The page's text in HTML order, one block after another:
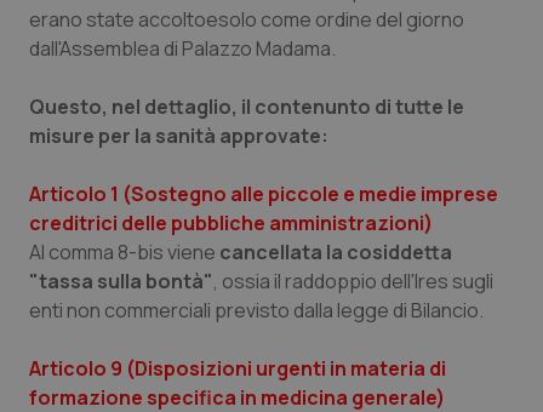
Sardegna
Sicilia
Toscana
Umbria
Valle D’Aosta
Veneto
Malattia di Crohn & Rettocolite Ulcerosa
Neuroscienze & patologie neurodegenerative
Obesità
Oftalmologia
Oncodermatologia
Oncoematologia
erano state accoltoesolo come ordine del giorno
dall'Assemblea di Palazzo Madama.
Questo, nel dettaglio, il contenunto di tutte le
misure per la sanità approvate:
Articolo 1 (Sostegno alle piccole e medie imprese
creditrici delle pubbliche amministrazioni)
Al comma 8-bis viene cancellata la cosiddetta
"tassa sulla bontà", ossia il raddoppio dell'Ires sugli
enti non commerciali previsto dalla legge di Bilancio.
Articolo 9 (Disposizioni urgenti in materia di
formazione specifica in medicina generale)